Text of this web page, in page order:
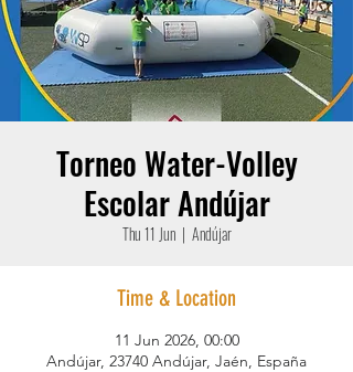
Torneo Water-Volley
Escolar Andújar
Thu 11 Jun
  |
Andújar
Time & Location
11 Jun 2026, 00:00
Andújar, 23740 Andújar, Jaén, España